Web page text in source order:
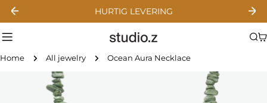
Skip
content
HURTIG LEVERING
Home All jewelry Ocean Aura Necklace